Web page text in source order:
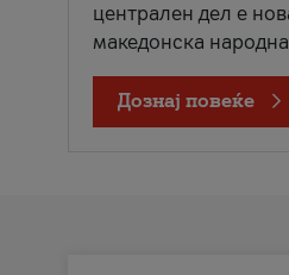
централен дел е
македонска
Дознај повеќе